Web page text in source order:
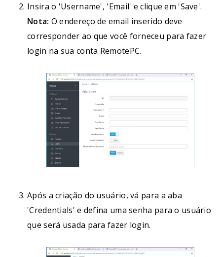
Insira o 'Username', 'Email' e clique em 'Save'.
Nota: O endereço de email inserido deve
corresponder ao que você forneceu para fazer
login na sua conta RemotePC.
Após a criação do usuário, vá para a aba
'Credentials' e defina uma senha para o usuário
que será usada para fazer login.